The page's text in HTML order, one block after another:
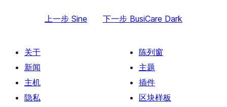
上一步 Sine 下一步 BusiCare Dark
关于
新闻
主机
隐私
陈列窗
主题
插件
区块样板